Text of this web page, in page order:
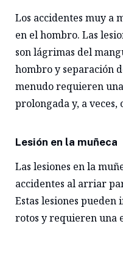
Los accidentes muy a
en el hombro. Las
son lágrimas del
hombro y separación
menudo requieren
prolongada y, a veces,
Lesión en la muñeca
Las lesiones en la
accidentes al arriar
Estas lesiones
rotos y requieren una